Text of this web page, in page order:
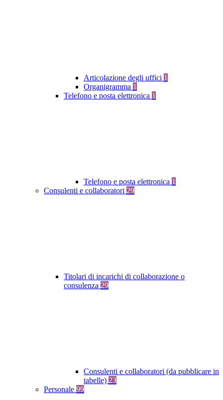
Articolazione degli uffici 1
Organigramma 1
Telefono e posta elettronica 1
Telefono e posta elettronica 1
Consulenti e collaboratori 29
Titolari di incarichi di collaborazione o
consulenza 29
Consulenti e collaboratori (da pubblicare in
tabelle) 23
Personale 99